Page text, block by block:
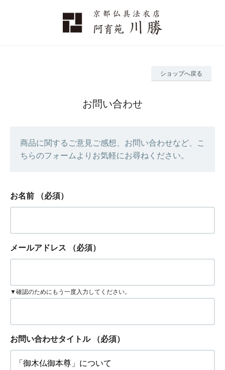
ショップへ戻る
お問い合わせ
商品に関するご意見ご感想、お問い合わせなど、こ
ちらのフォームよりお気軽にお尋ねください。
お名前 （必須）
メールアドレス （必須）
▼確認のためにもう一度入力してください。
お問い合わせタイトル （必須）